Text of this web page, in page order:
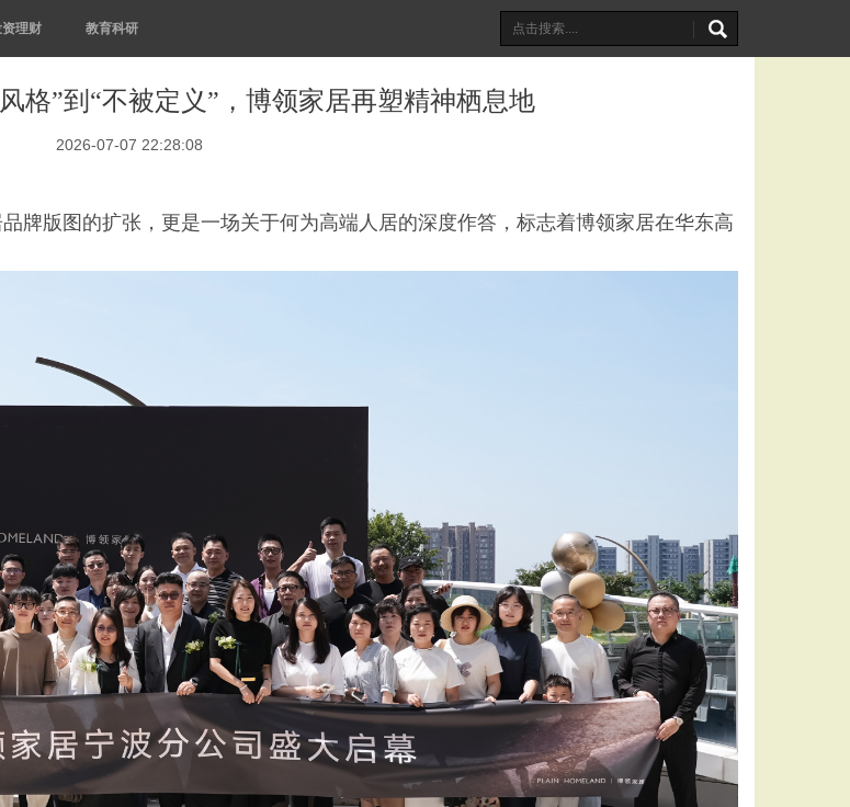
理财 教育科研
格”到“不被定义”，博领家居再塑精神栖息地
2026-07-07 22:28:08
牌版图的扩张，更是一场关于何为高端人居的深度作答，标志着博领家居在华东高